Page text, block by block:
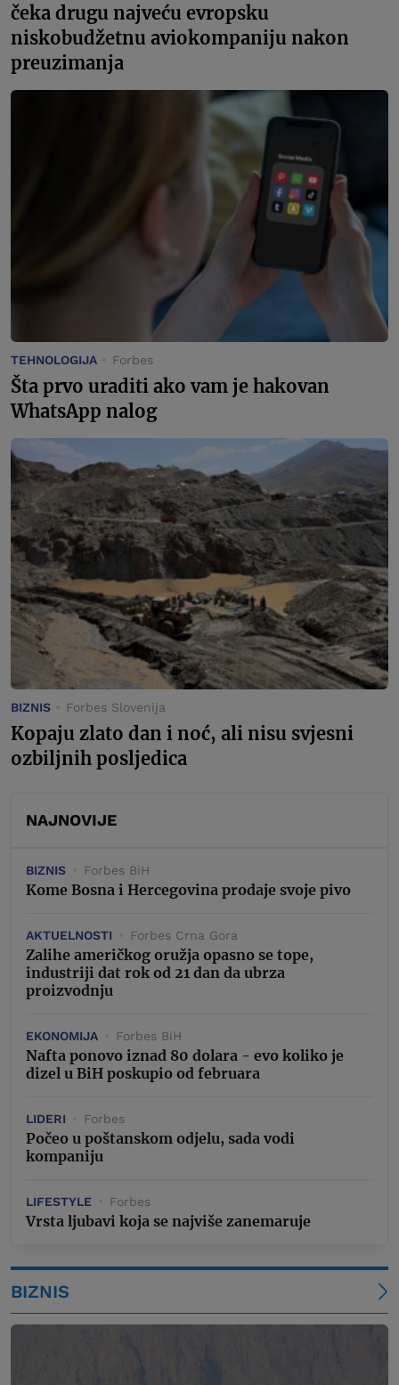
čeka drugu najveću evropsku
niskobudžetnu aviokompaniju nakon
preuzimanja
TEHNOLOGIJA Forbes
Šta prvo uraditi ako vam je hakovan
WhatsApp nalog
BIZNIS Forbes Slovenija
Kopaju zlato dan i noć, ali nisu svjesni
ozbiljnih posljedica
NAJNOVIJE
BIZNIS Forbes BiH
Kome Bosna i Hercegovina prodaje svoje pivo
AKTUELNOSTI Forbes Crna Gora
Zalihe američkog oružja opasno se tope,
industriji dat rok od 21 dan da ubrza
proizvodnju
EKONOMIJA Forbes BiH
Nafta ponovo iznad 80 dolara - evo koliko je
dizel u BiH poskupio od februara
LIDERI Forbes
Počeo u poštanskom odjelu, sada vodi
kompaniju
LIFESTYLE Forbes
Vrsta ljubavi koja se najviše zanemaruje
BIZNIS